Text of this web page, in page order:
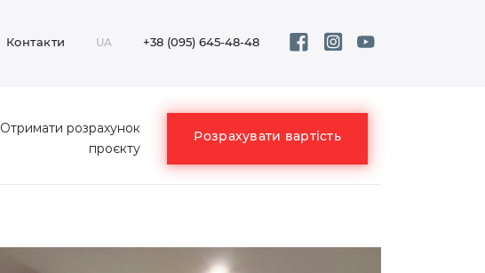
Контакти UA +38 (095) 645-48-48
Отримати розрахунок
проєкту
Розрахувати вартість